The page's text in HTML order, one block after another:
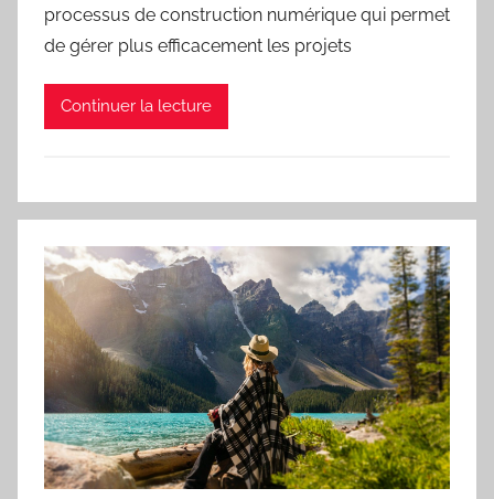
processus de construction numérique qui permet
de gérer plus efficacement les projets
Continuer la lecture